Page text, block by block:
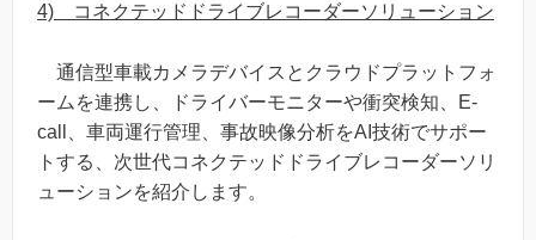
4) コネクテッドドライブレコーダーソリューション
通信型車載カメラデバイスとクラウドプラットフォ
ームを連携し、ドライバーモニターや衝突検知、E-
call、車両運行管理、事故映像分析をAI技術でサポー
トする、次世代コネクテッドドライブレコーダーソリ
ューションを紹介します。